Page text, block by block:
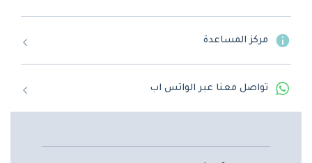
مركز المساعدة
تواصل معنا عبر الواتس اب